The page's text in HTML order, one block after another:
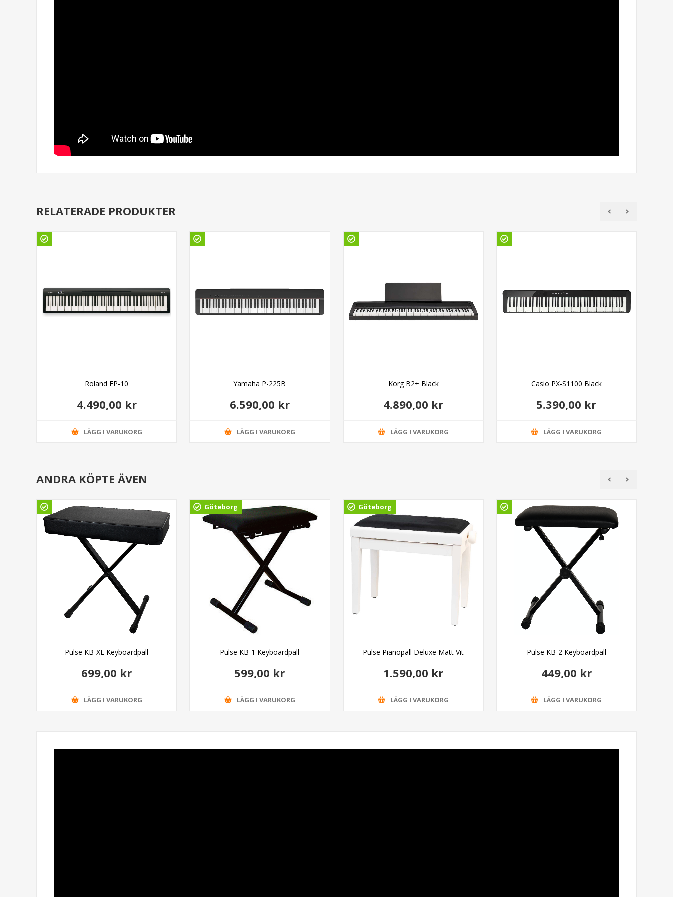
RELATERADE PRODUKTER
Roland FP-10
4.490,00 kr
LÄGG I VARUKORG
Yamaha P-225B
6.590,00 kr
LÄGG I VARUKORG
Korg B2+ Black
4.890,00 kr
LÄGG I VARUKORG
Casio PX-S1100 Black
5.390,00 kr
LÄGG I VARUKORG
ANDRA KÖPTE ÄVEN
Pulse KB-XL Keyboardpall
699,00 kr
LÄGG I VARUKORG
Göteborg
Pulse KB-1 Keyboardpall
599,00 kr
LÄGG I VARUKORG
Göteborg
Pulse Pianopall Deluxe Matt Vit
1.590,00 kr
LÄGG I VARUKORG
Pulse KB-2 Keyboardpall
449,00 kr
LÄGG I VARUKORG